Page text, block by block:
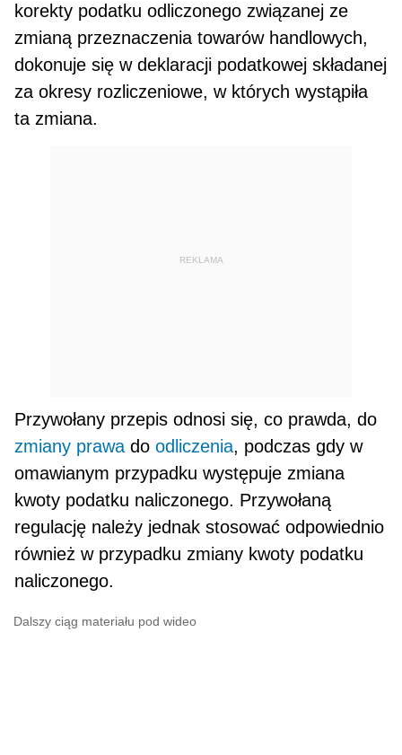
korekty podatku odliczonego związanej ze
zmianą przeznaczenia towarów han­dlowych,
dokonuje się w deklaracji podatkowej składanej
za okresy rozliczeniowe, w których wystąpiła
ta zmiana.
REKLAMA
Przywołany przepis odnosi się, co prawda, do
zmiany prawadoodliczenia, podczas gdy w
omawianym przypadku występuje zmiana
kwoty podatku naliczonego. Przywołaną
regulację należy jednak stosować odpo­wiednio
również w przypadku zmiany kwoty podatku
naliczonego.
Dalszy ciąg materiału pod wideo